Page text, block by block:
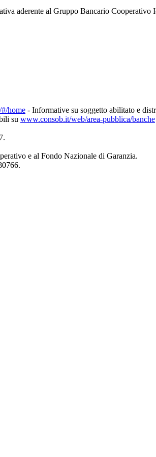
aderente al Gruppo Bancario Cooperativo
home - Informative su soggetto abilitato e
su www.consob.it/web/area-pubblica/banche
e al Fondo Nazionale di Garanzia.